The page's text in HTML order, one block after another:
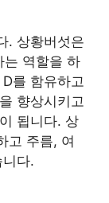
. 상황버섯은
는 역할을 하
를 함유하고
향상시키고
됩니다. 상
고 주름, 여
다.